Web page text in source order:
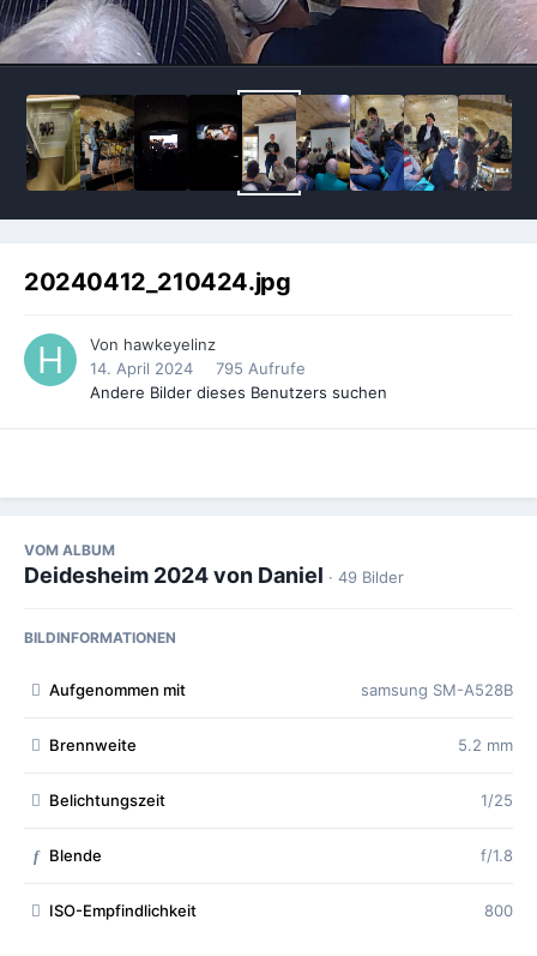
Bildwerkzeuge
20240412_210424.jpg
Von hawkeyelinz
14. April 2024
795 Aufrufe
Andere Bilder dieses Benutzers suchen
VOM ALBUM
Deidesheim 2024 von Daniel · 49 Bilder
BILDINFORMATIONEN
Aufgenommen mit samsung SM-A528B
Brennweite 5.2 mm
Belichtungszeit 1/25
f Blende f/1.8
ISO-Empfindlichkeit 800